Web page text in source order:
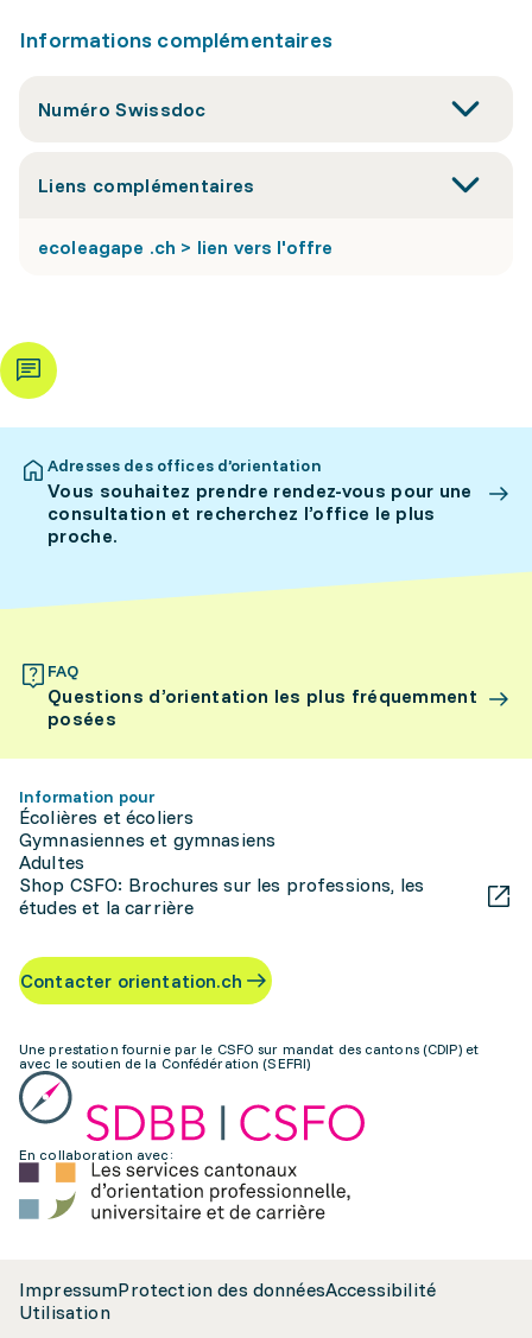
Informations complémentaires
Numéro Swissdoc
Liens complémentaires
ecoleagape .ch > lien vers l'offre
Adresses des offices d’orientation
Vous souhaitez prendre rendez-vous pour une
consultation et recherchez l’office le plus
proche.
FAQ
Questions d’orientation les plus fréquemment
posées
Information pour
Écolières et écoliers
Gymnasiennes et gymnasiens
Adultes
Shop CSFO: Brochures sur les professions, les
études et la carrière
Contacter orientation.ch
Une prestation fournie par le CSFO sur mandat des cantons (CDIP) et
avec le soutien de la Confédération (SEFRI)
En collaboration avec:
ImpressumProtection des donnéesAccessibilité
Utilisation